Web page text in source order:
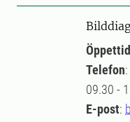
Telefon
09.30 -
E-post: